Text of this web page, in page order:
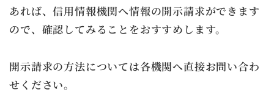
あれば、信用情報機関へ情報の開示請求ができます
ので、確認してみることをおすすめします。
開示請求の方法については各機関へ直接お問い合わ
せください。